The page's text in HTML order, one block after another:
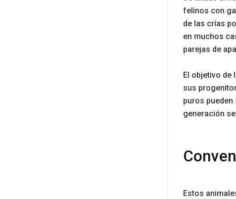
felinos con
de las crías
en muchos
parejas de
El objetivo de
sus
puros
generación
Estos